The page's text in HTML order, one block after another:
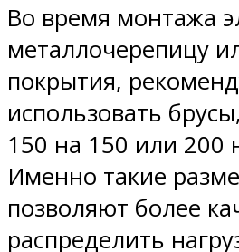
Во время монтажа
металлочерепицу
покрытия,
использовать
150 на 150 или 200
Именно такие
позволяют более
распределить